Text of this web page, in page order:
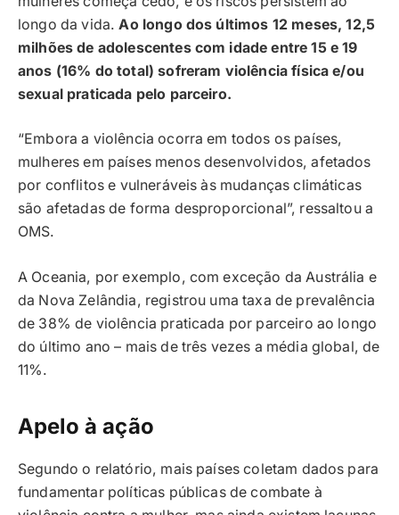
longo da vida.Ao longo dos últimos 12 meses, 12,5
milhões de adolescentes com idade entre 15 e 19
anos (16% do total) sofreram violência física e/ou
sexual praticada pelo parceiro.
“Embora a violência ocorra em todos os países,
mulheres em países menos desenvolvidos, afetados
por conflitos e vulneráveis ​​às mudanças climáticas
são afetadas de forma desproporcional”, ressaltou a
OMS.
A Oceania, por exemplo, com exceção da Austrália e
da Nova Zelândia, registrou uma taxa de prevalência
de 38% de violência praticada por parceiro ao longo
do último ano – mais de três vezes a média global, de
11%.
Apelo à ação
Segundo o relatório, mais países coletam dados para
fundamentar políticas públicas de combate à